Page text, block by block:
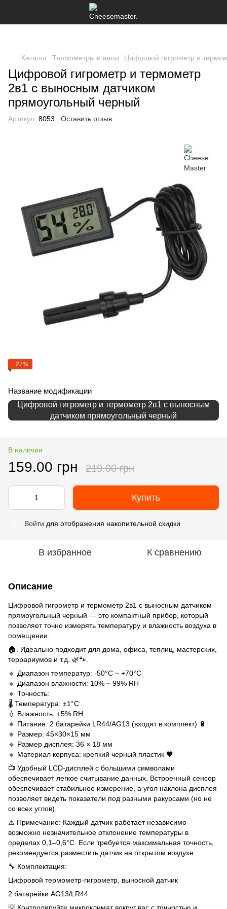
Каталог Термометры и весы Цифровой гигрометр и
Цифровой гигрометр и термометр
2в1 с выносным датчиком
прямоугольный черный
Артикул: 8053 Оставить отзыв
−27%
Название модификации
Цифровой гигрометр и термометр 2в1 с выносным
датчиком прямоугольный черный
В наличии
159.00 грн 219.00 грн
Купить
Войти для отображения накопительной скидки
В избранное К сравнению
Описание
Цифровой гигрометр и термометр 2в1 с выносным датчиком
прямоугольный черный — это компактный прибор, который
позволяет точно измерять температуру и влажность воздуха в
помещении.
🏠. Идеально подходит для дома, офиса, теплиц, мастерских,
террариумов и т.д. 🌿🐾.
🔹 Диапазон температур: -50°C ~ +70°C
🔹 Диапазон влажности: 10% ~ 99% RH
🔹 Точность:
🌡️ Температура: ±1°C
💧 Влажность: ±5% RH
🔹 Питание: 2 батарейки LR44/AG13 (входят в комплект) 🔋
🔹 Размер: 45×30×15 мм
🔹 Размер дисплея: 36 × 18 мм
🔹 Материал корпуса: крепкий черный пластик 🖤
📺 Удобный LCD-дисплей с большими символами
обеспечивает легкое считывание данных. Встроенный сенсор
обеспечивает стабильное измерение, а угол наклона дисплея
позволяет видеть показатели под разными ракурсами (но не
со всех углов).
⚠️ Примечание: Каждый датчик работает независимо –
возможно незначительное отклонение температуры в
пределах 0,1–0,6°C. Если требуется максимальная точность,
рекомендуется разместить датчик на открытом воздухе.
🔧 Комплектация:
Цифровой термометр-гигрометр, выносной датчик
2 батарейки AG13/LR44